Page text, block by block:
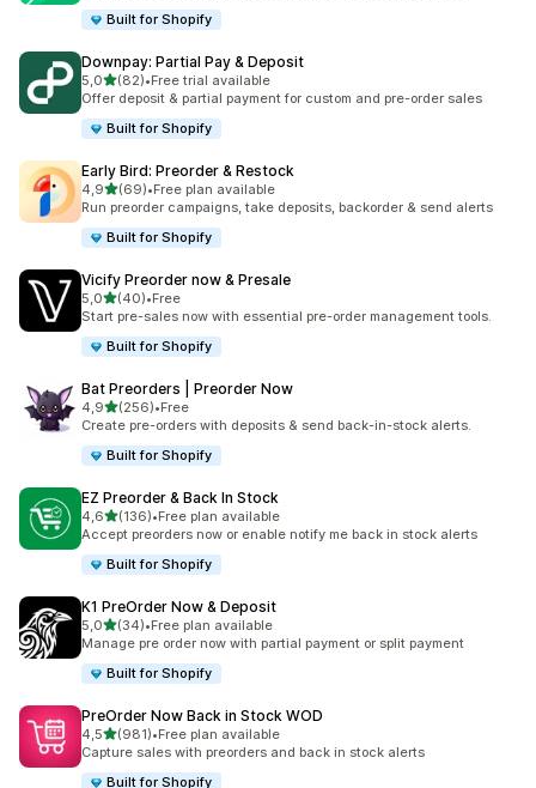
Built for Shopify
Downpay: Partial Pay & Deposit
5,0/ 5 tähteä
(82)
82 arvostelua yhteensä
•Free trial available
Offer deposit & partial payment for custom and pre-order sales
Built for Shopify
Early Bird: Preorder & Restock
4,9/ 5 tähteä
(69)
69 arvostelua yhteensä
•Free plan available
Run preorder campaigns, take deposits, backorder & send alerts
Built for Shopify
Vicify Preorder now & Presale
5,0/ 5 tähteä
(40)
40 arvostelua yhteensä
•Free
Start pre-sales now with essential pre-order management tools.
Built for Shopify
Bat Preorders | Preorder Now
4,9/ 5 tähteä
(256)
256 arvostelua yhteensä
•Free
Create pre-orders with deposits & send back-in-stock alerts.
Built for Shopify
EZ Preorder & Back In Stock
4,6/ 5 tähteä
(136)
136 arvostelua yhteensä
•Free plan available
Accept preorders now or enable notify me back in stock alerts
Built for Shopify
K1 PreOrder Now & Deposit
5,0/ 5 tähteä
(34)
34 arvostelua yhteensä
•Free plan available
Manage pre order now with partial payment or split payment
Built for Shopify
PreOrder Now Back in Stock WOD
4,5/ 5 tähteä
(981)
981 arvostelua yhteensä
•Free plan available
Capture sales with preorders and back in stock alerts
Built for Shopify